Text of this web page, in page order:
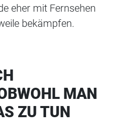
eher mit Fernsehen
bekämpfen.
MAN
ZU TUN